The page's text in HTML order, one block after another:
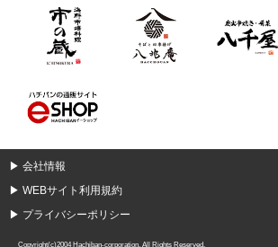
▶ 会社情報
▶ WEBサイト利用規約
▶ プライバシーポリシー
Copyright(c)2004 Hachiban-corporation. All Rights Reserved.